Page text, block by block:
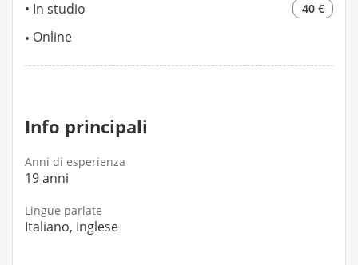
In studio 40 €
Online
Info principali
Anni di esperienza
19 anni
Lingue parlate
Italiano, Inglese